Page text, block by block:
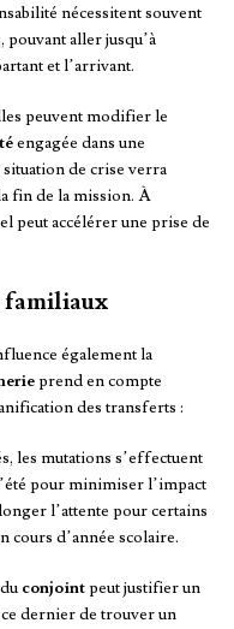
nécessitent souvent
aller jusqu’à
et l’arrivant.
peuvent modifier le
engagée dans une
de crise verra
fin de la mission. À
peut accélérer une prise de
familiaux
également la
prend en compte
des transferts :
les mutations s’effectuent
pour minimiser l’impact
l’attente pour certains
cours d’année scolaire.
conjointpeut justifier un
dernier de trouver un